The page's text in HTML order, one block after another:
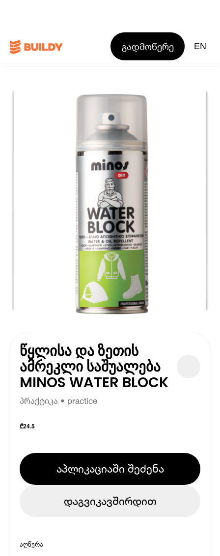
გადმოწერე EN
წყლისა და ზეთის
ამრეკლი საშუალება
MINOS WATER BLOCK
პრაქტიკა • practice
₾24.5
აპლიკაციაში შეძენა
დაგვიკავშირდით
აღწერა